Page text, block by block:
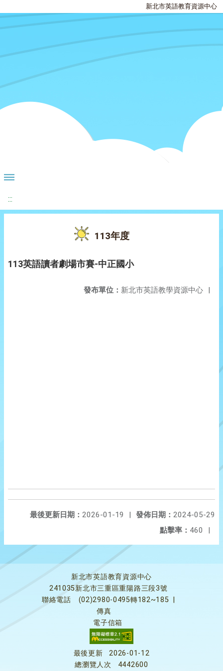
新北市英語教育資源中心
:::
113年度
113英語讀者劇場市賽-中正國小
發布單位： 新北市英語教學資源中心 |
發佈日期： 2024-05-29
最後更新日期： 2026-01-19
|
點擊率： 460 |
新北市英語教育資源中心
241035新北市三重區重陽路三段3號
聯絡電話
(02)2980-0495轉182~185
傳真
電子信箱
最後更新
2026-01-12
總瀏覽人次
4442600